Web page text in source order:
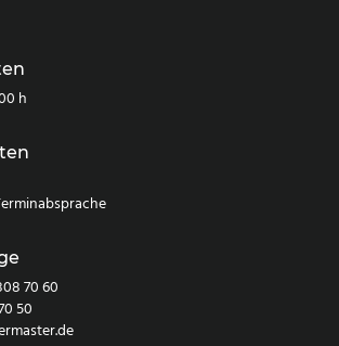
h
70 60
50